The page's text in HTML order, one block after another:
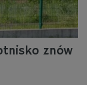
znów